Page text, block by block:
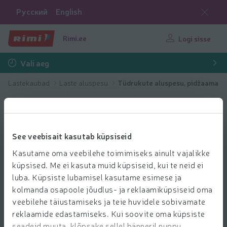
See veebisait kasutab küpsiseid
Kasutame oma veebilehe toimimiseks ainult vajalikke
küpsised. Me ei kasuta muid küpsiseid, kui te neid ei
luba. Küpsiste lubamisel kasutame esimese ja
kolmanda osapoole jõudlus- ja reklaamiküpsiseid oma
veebilehe täiustamiseks ja teie huvidele sobivamate
reklaamide edastamiseks. Kui soovite oma küpsiste
Русский English
Rimi.ee Logi sisse
Vali aeg
Lastekaubad Laste aluspesu Tüdrukute aluspesu, pidžaama